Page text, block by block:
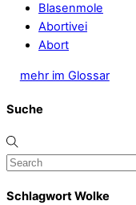
Blasenmole
Abortivei
Abort
mehr im Glossar
Suche
Schlagwort Wolke